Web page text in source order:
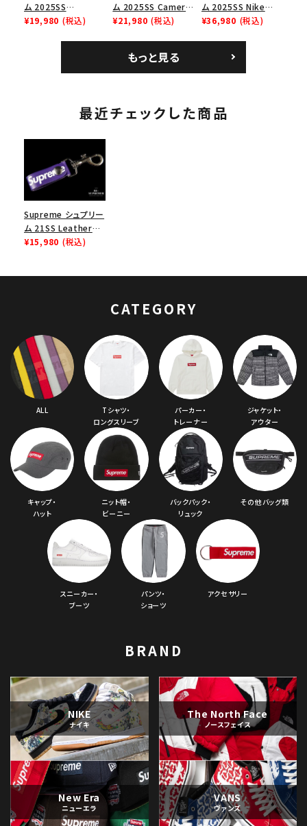
ム 2025SS
Homerun Tee ホー
¥19,980 (税込)
ム 2025SS Camera
Bag + Mini Pouch
¥21,980 (税込)
ム 2025SS Nike
Leather Shoulder
¥36,980 (税込)
もっと見る
最近チェックした商品
Supreme シュプリー
ム 21SS Leather
Key Loop レザーキ
¥15,980 (税込)
CATEGORY
ALL
Tシャツ・
ロングスリーブ
パーカー・
トレーナー
ジャケット・
アウター
キャップ・
ハット
ニット帽・
ビーニー
バックパック・
リュック
その他バッグ類
スニーカー・
ブーツ
パンツ・
ショーツ
アクセサリー
BRAND
NIKE
ナイキ
The North Face
ノースフェイス
New Era
ニューエラ
VANS
ヴァンズ